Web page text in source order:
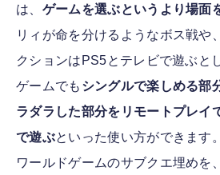
は、 ゲームを選ぶというより場面
リィが命を分けるようなボス戦や
クションはPS5とテレビで遊ぶと
ゲームでも シングルで楽しめる部
ラダラした部分をリモートプレイ
で遊ぶといった使い方ができます
ワールドゲームのサブクエ埋めを